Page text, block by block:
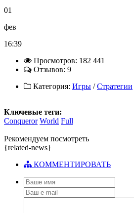
01
фев
16:39
Просмотров: 182 441
Отзывов: 9
Категория: Игры /Стратегии
Ключевые теги:
Conqueror World Full
Рекомендуем посмотреть
{related-news}
КОММЕНТИРОВАТЬ